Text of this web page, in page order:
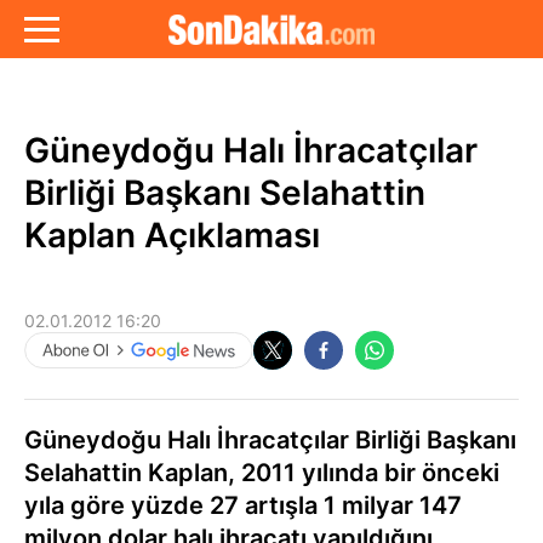
Güneydoğu Halı İhracatçılar
Birliği Başkanı Selahattin
Kaplan Açıklaması
02.01.2012 16:20
Güneydoğu Halı İhracatçılar Birliği Başkanı
Selahattin Kaplan, 2011 yılında bir önceki
yıla göre yüzde 27 artışla 1 milyar 147